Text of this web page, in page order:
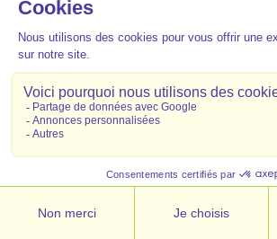
Plan du site
Mentions légales
L’énergie est notre avenir,